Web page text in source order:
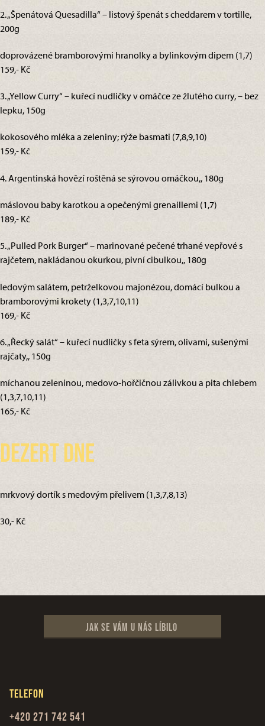
2. „Špenátová Quesadilla“ – listový špenát s cheddarem v tortille,
200g
doprovázené bramborovými hranolky a bylinkovým dipem (1,7)
159,- Kč
3. „Yellow Curry“ – kuřecí nudličky v omáčce ze žlutého curry, – bez
lepku, 150g
kokosového mléka a zeleniny; rýže basmati (7,8,9,10)
159,- Kč
4. Argentinská hovězí roštěná se sýrovou omáčkou,, 180g
máslovou baby karotkou a opečenými grenaillemi (1,7)
189,- Kč
5. „Pulled Pork Burger“ – marinované pečené trhané vepřové s
rajčetem, nakládanou okurkou, pivní cibulkou,, 180g
ledovým salátem, petrželkovou majonézou, domácí bulkou a
bramborovými krokety (1,3,7,10,11)
169,- Kč
6. „Řecký salát“ – kuřecí nudličky s feta sýrem, olivami, sušenými
rajčaty,, 150g
míchanou zeleninou, medovo-hořčičnou zálivkou a pita chlebem
(1,3,7,10,11)
165,- Kč
Dezert dne
mrkvový dortík s medovým přelivem (1,3,7,8,13)
30,- Kč
Jak se vám u nás líbilo
Telefon
+420 271 742 541